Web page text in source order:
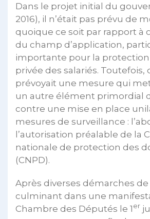
Dans le projet initial du
2016), il n’était pas prévu de
quoique ce soit par rapport à
du champ d’application,
importante pour la
privée des salariés. Toutefois,
prévoyait une mesure qui
un autre élément primordial
contre une mise en place
mesures de surveillance :
l’autorisation préalable de la
nationale de protection des
(CNPD).
Après diverses démarches de
culminant dans une
Chambre des Députés le 1 er